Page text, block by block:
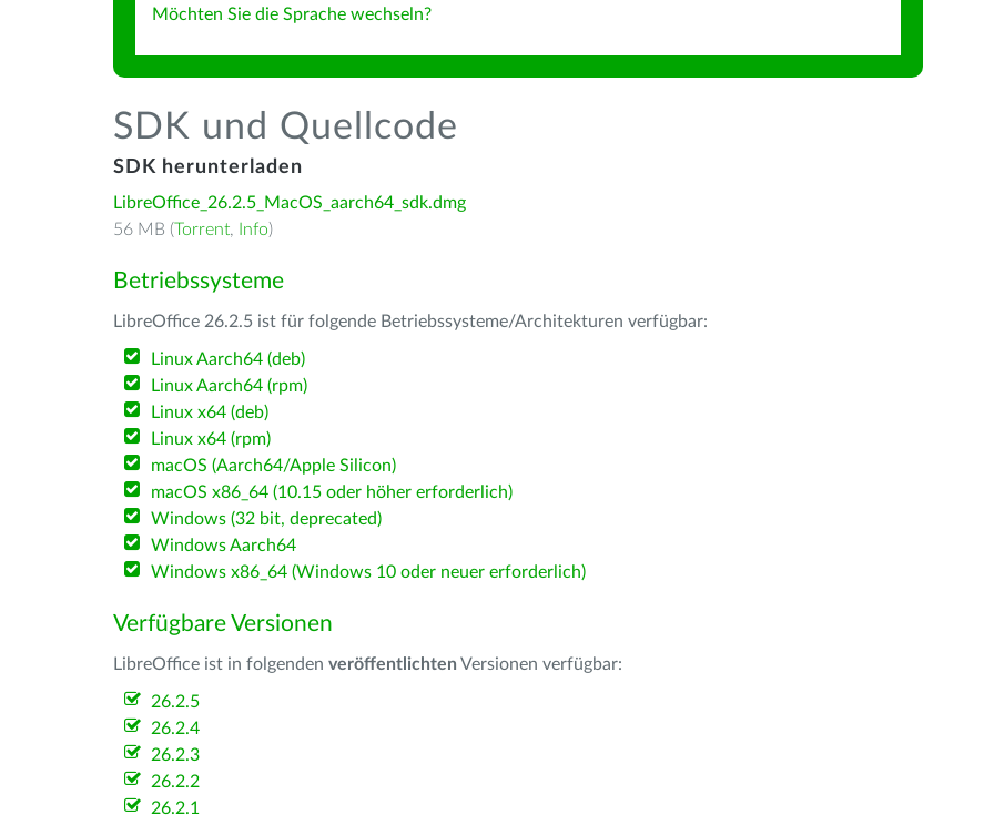
Möchten Sie die Sprache wechseln?
SDK und Quellcode
SDK herunterladen
LibreOffice_26.2.5_MacOS_aarch64_sdk.dmg
56 MB (Torrent, Info)
Betriebssysteme
LibreOffice 26.2.5 ist für folgende Betriebssysteme/Architekturen verfügbar:
Linux Aarch64 (deb)
Linux Aarch64 (rpm)
Linux x64 (deb)
Linux x64 (rpm)
macOS (Aarch64/Apple Silicon)
macOS x86_64 (10.15 oder höher erforderlich)
Windows (32 bit, deprecated)
Windows Aarch64
Windows x86_64 (Windows 10 oder neuer erforderlich)
Verfügbare Versionen
LibreOffice ist in folgenden veröffentlichten Versionen verfügbar:
26.2.5
26.2.4
26.2.3
26.2.2
26.2.1